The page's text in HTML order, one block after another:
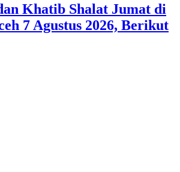
Khatib Shalat Jumat di
7 Agustus 2026, Berikut